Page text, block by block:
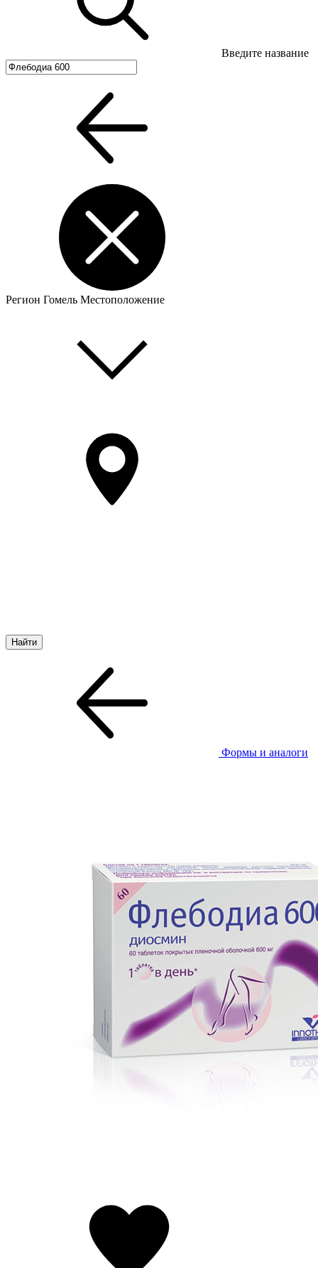
Введите название
Регион Гомель Местоположение
Формы и аналоги